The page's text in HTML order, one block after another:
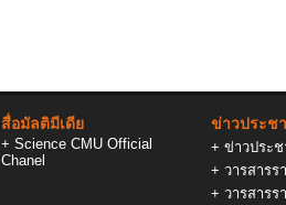
สื่อมัลติมีเดีย
+ Science CMU Official
Chanel
ข่าวประช
+ ข่าวประ
+ วารสารร
+ วารสารร